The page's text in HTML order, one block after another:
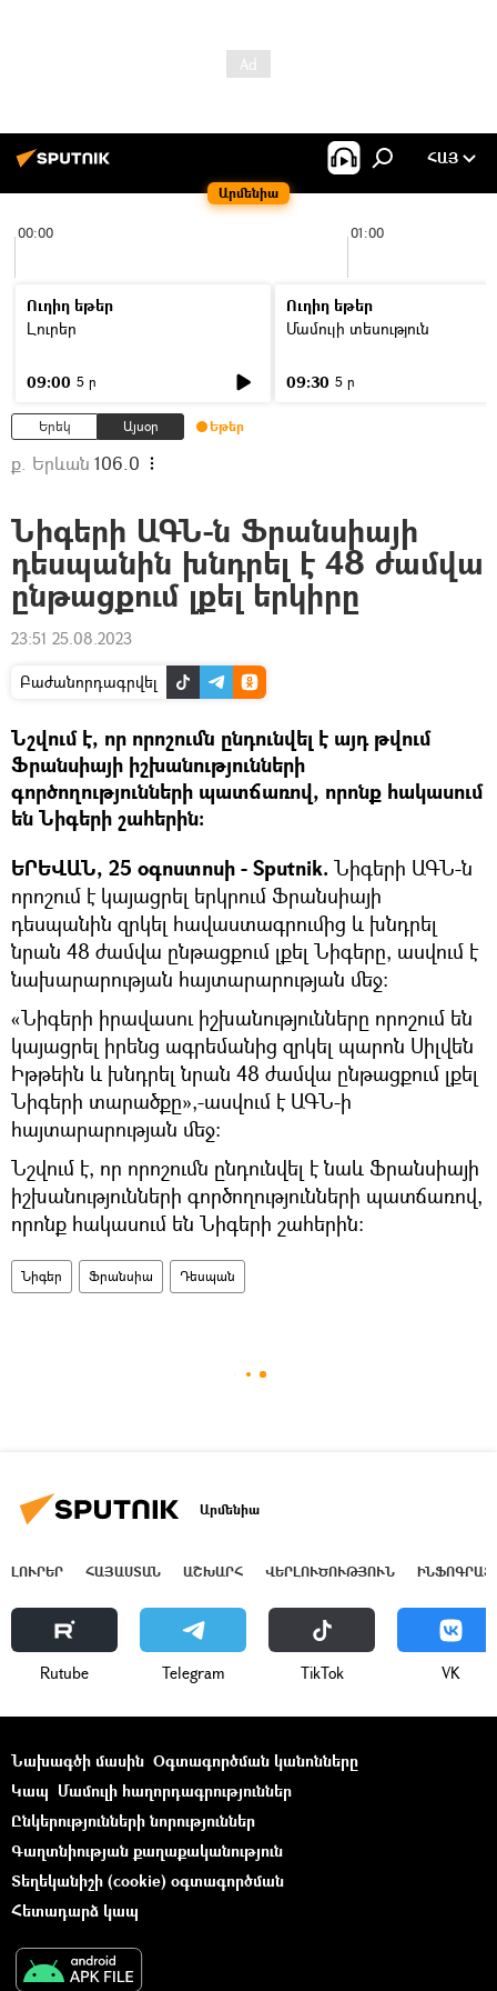
Արմենիա
ՀԱՅ
00:00 01:00
Ուղիղ եթեր
Լուրեր
09:00 5 ր
Ուղիղ եթեր
Մամուլի տեսություն
09:30 5 ր
Երեկ Այսօր Եթեր
ք. Երևան 106.0
Նիգերի ԱԳՆ-ն Ֆրանսիայի
դեսպանին խնդրել է 48 ժամվա
ընթացքում լքել երկիրը
23:51 25.08.2023
Բաժանորդագրվել
Նշվում է, որ որոշումն ընդունվել է այդ թվում
Ֆրանսիայի իշխանությունների
գործողությունների պատճառով, որոնք հակասում
են Նիգերի շահերին:
ԵՐԵՎԱՆ, 25 օգոստոսի - Sputnik. Նիգերի ԱԳՆ-ն
որոշում է կայացրել երկրում Ֆրանսիայի
դեսպանին զրկել հավաստագրումից և խնդրել
նրան 48 ժամվա ընթացքում լքել Նիգերը, ասվում է
նախարարության հայտարարության մեջ:
«Նիգերի իրավասու իշխանությունները որոշում են
կայացրել իրենց ագրեմանից զրկել պարոն Սիլվեն
Իթթեին և խնդրել նրան 48 ժամվա ընթացքում լքել
Նիգերի տարածքը»,-ասվում է ԱԳՆ-ի
հայտարարության մեջ:
Նշվում է, որ որոշումն ընդունվել է նաև Ֆրանսիայի
իշխանությունների գործողությունների պատճառով,
որոնք հակասում են Նիգերի շահերին:
Նիգեր Ֆրանսիա Դեսպան
Արմենիա
ԼՈՒՐԵՐ ՀԱՅԱՍՏԱՆ ԱՇԽԱՐՀ ՎԵՐԼՈՒԾՈՒԹՅՈՒՆ
Rutube Telegram ТikТоk VK
Նախագծի մասին Օգտագործման կանոնները
Կապ Մամուլի հաղորդագրություններ
Ընկերությունների նորություններ
Գաղտնիության քաղաքականություն
Տեղեկանիշի (cookie) օգտագործման
Հետադարձ կապ